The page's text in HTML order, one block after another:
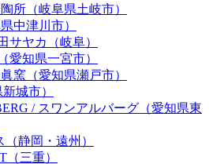
所（岐阜県土岐市）
中津川市）
サヤカ（岐阜）
愛知県一宮市）
窯（愛知県瀬戸市）
城市）
/ スワンアルバーグ（愛知県東
静岡・遠州）
三重）